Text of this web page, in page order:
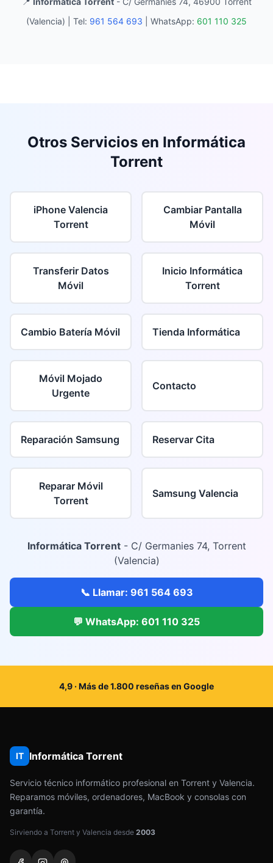
(Valencia) |
Tel: 961 564 693 WhatsApp: 601 110 325
Otros Servicios en Informática
Torrent
iPhone Valencia
Torrent
Cambiar Pantalla
Móvil
Transferir Datos
Móvil
Inicio Informática
Torrent
Cambio Batería Móvil Tienda Informática
Móvil Mojado
Urgente
Contacto
Reparación Samsung Reservar Cita
Reparar Móvil
Torrent
Samsung Valencia
Informática Torrent- C/ Germanies 74, Torrent
(Valencia)
📞 Llamar: 961 564 693
💬 WhatsApp: 601 110 325
4,9 · Más de 1.800 reseñas en Google
IT Informática Torrent
Servicio técnico informático profesional en Torrent y Valencia.
Reparamos móviles, ordenadores, MacBook y consolas con
garantía.
Sirviendo a Torrent y Valencia desde 2003